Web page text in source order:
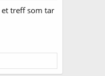
treff som tar